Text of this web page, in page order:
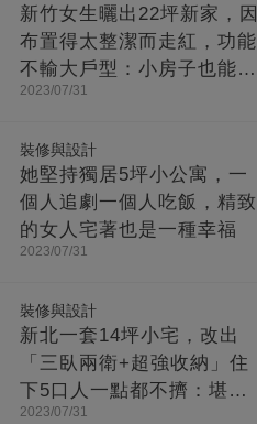
新竹女生曬出22坪新家，因
布置得太整潔而走紅，功能
不輸大戶型：小房子也能住
出幸福感
2023/07/31
裝修與設計
她堅持獨居5坪小公寓，一
個人追劇一個人吃飯，精致
的女人宅著也是一種幸福
2023/07/31
裝修與設計
新北一套14坪小宅，改出
「三臥兩衛+超強收納」住
下5口人一點都不擠：堪稱
「裝修教科書」
2023/07/31